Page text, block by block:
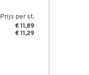
Prijs per st.
€ 11,89
€ 11,29